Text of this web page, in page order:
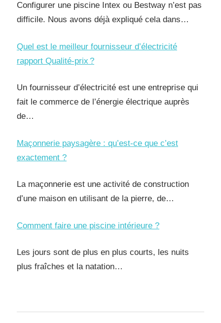
Configurer une piscine Intex ou Bestway n’est pas
difficile. Nous avons déjà expliqué cela dans…
Quel est le meilleur fournisseur d’électricité
rapport Qualité-prix ?
Un fournisseur d’électricité est une entreprise qui
fait le commerce de l’énergie électrique auprès
de…
Maçonnerie paysagère : qu’est-ce que c’est
exactement ?
La maçonnerie est une activité de construction
d’une maison en utilisant de la pierre, de…
Comment faire une piscine intérieure ?
Les jours sont de plus en plus courts, les nuits
plus fraîches et la natation…